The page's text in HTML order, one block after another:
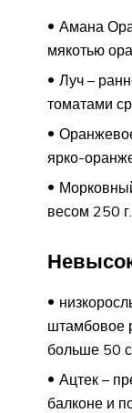
Амана
мякотью
Луч –
томатами
ярко-
весом 250 г.
штамбовое
больше 50
Ацтек –
балконе и